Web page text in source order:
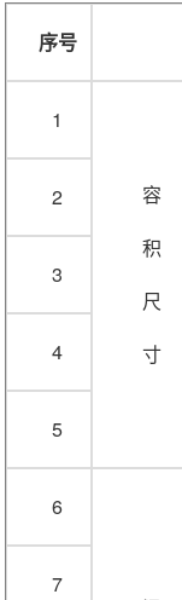
序号
1
容
积
尺
寸
2
3
4
5
6
7